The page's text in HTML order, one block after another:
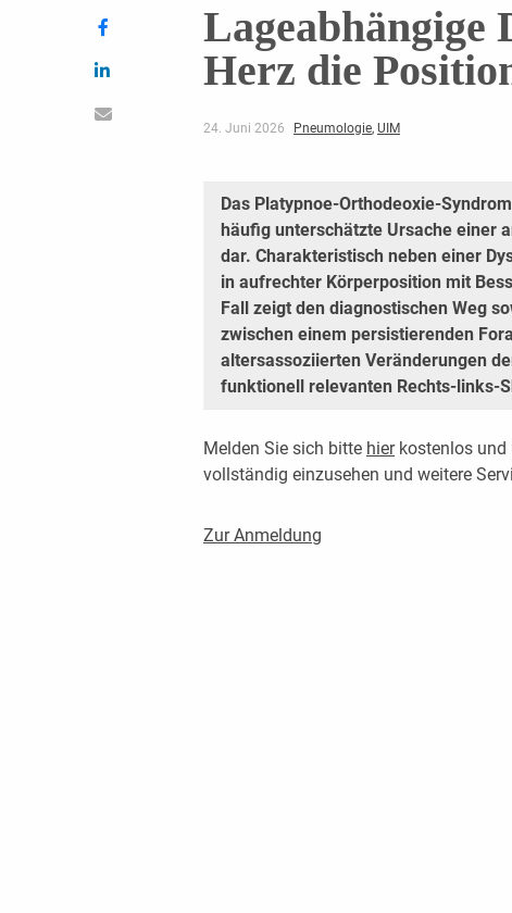
Lageabhängige
Herz die
24. Juni 2026 Pneumologie, UIM
Das Platypnoe-Orthodeoxie-
häufig unterschätzte Ursache einer
dar. Charakteristisch neben einer
in aufrechter Körperposition mit
Fall zeigt den diagnostischen Weg
zwischen einem persistierenden
altersassoziierten Veränderungen
funktionell relevanten Rechts-links-
Melden Sie sich bitte hierkostenlos und
vollständig einzusehen und weitere
Zur Anmeldung